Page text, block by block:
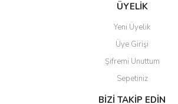
ÜYELİK
Yeni Üyelik
Üye Girişi
Şifremi Unuttum
Sepetiniz
BİZİ TAKİP EDİN